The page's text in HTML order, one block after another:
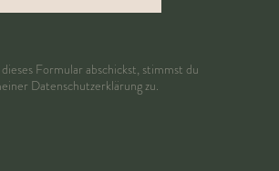
Formular abschickst, stimmst du
Datenschutzerklärungzu.